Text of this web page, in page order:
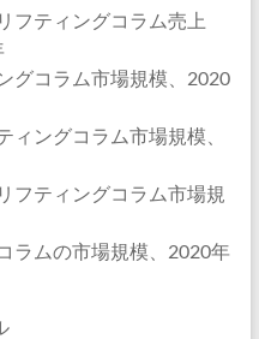
ティングコラム売上
コラム市場規模、2020
ングコラム市場規模、
ティングコラム市場規
ムの市場規模、2020年